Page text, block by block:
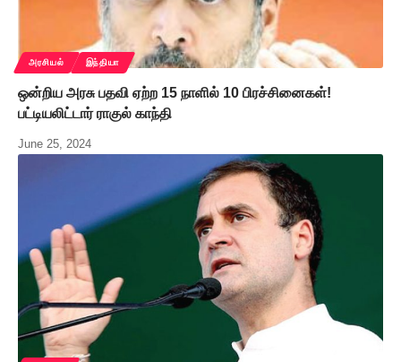
அரசியல் இந்தியா
ஒன்றிய அரசு பதவி ஏற்ற 15 நாளில் 10 பிரச்சினைகள்!
பட்டியலிட்டார் ராகுல் காந்தி
June 25, 2024